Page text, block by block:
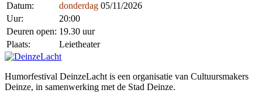
Datum: donderdag 05/11/2026
Uur:
20:00
Deuren open: 19.30 uur
Plaats:
Leietheater
Humorfestival DeinzeLacht is een organisatie van Cultuursmakers
Deinze, in samenwerking met de Stad Deinze.